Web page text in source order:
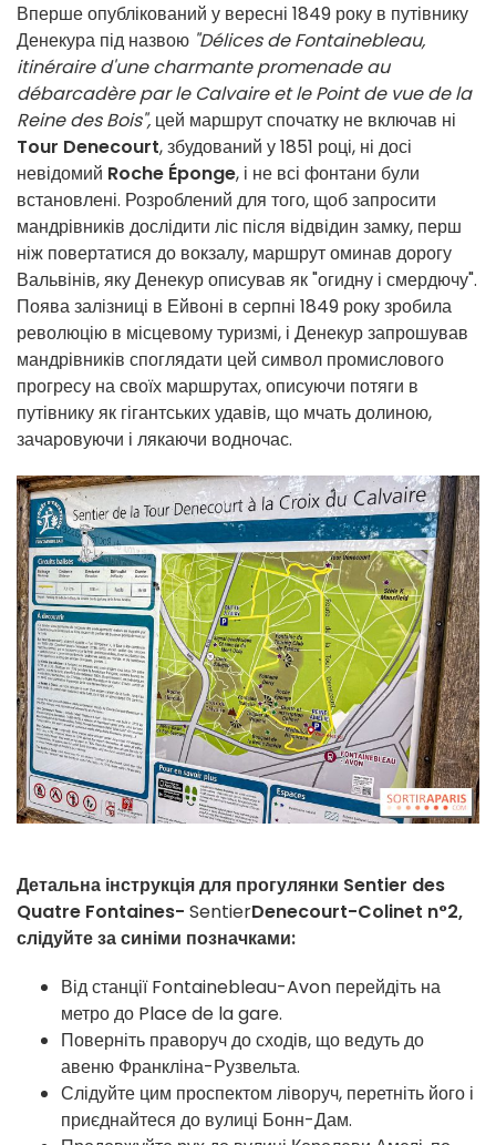
Вперше опублікований у вересні 1849 року в путівнику
Денекура під назвою "Délices de Fontainebleau,
itinéraire d'une charmante promenade au
débarcadère par le Calvaire et le Point de vue de la
Reine des Bois", цей маршрут спочатку не включав ні
Tour Denecourt, збудований у 1851 році, ні досі
невідомий Roche Éponge, і не всі фонтани були
встановлені. Розроблений для того, щоб запросити
мандрівників дослідити ліс після відвідин замку, перш
ніж повертатися до вокзалу, маршрут оминав дорогу
Вальвінів, яку Денекур описував як "огидну і смердючу".
Поява залізниці в Ейвоні в серпні 1849 року зробила
революцію в місцевому туризмі, і Денекур запрошував
мандрівників споглядати цей символ промислового
прогресу на своїх маршрутах, описуючи потяги в
путівнику як гігантських удавів, що мчать долиною,
зачаровуючи і лякаючи водночас.
Детальна інструкція для прогулянки Sentier des
Quatre Fontaines- SentierDenecourt-Colinet n°2,
слідуйте за синіми позначками:
Від станції Fontainebleau-Avon перейдіть на
метро до Place de la gare.
Поверніть праворуч до сходів, що ведуть до
авеню Франкліна-Рузвельта.
Слідуйте цим проспектом ліворуч, перетніть його і
приєднайтеся до вулиці Бонн-Дам.